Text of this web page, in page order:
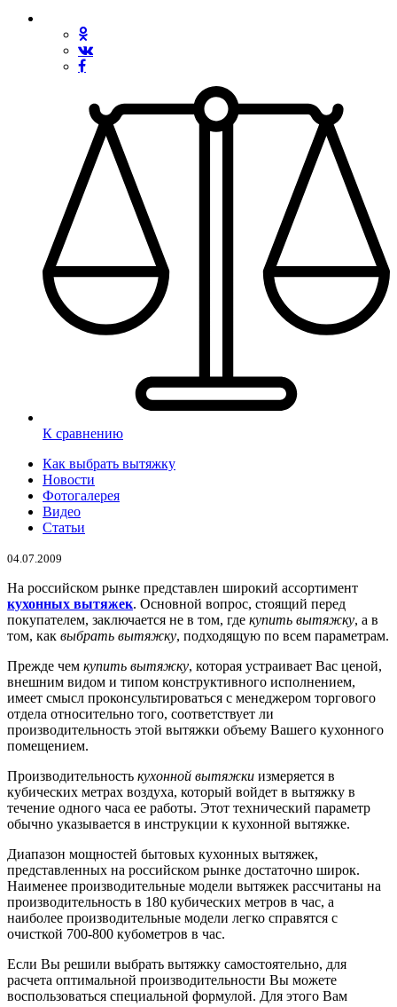
К сравнению
Как выбрать вытяжку
Новости
Фотогалерея
Видео
Статьи
04.07.2009
На российском рынке представлен широкий ассортимент
кухонных вытяжек. Основной вопрос, стоящий перед
покупателем, заключается не в том, где купить вытяжку, а в
том, как выбрать вытяжку, подходящую по всем параметрам.
Прежде чем купить вытяжку, которая устраивает Вас ценой,
внешним видом и типом конструктивного исполнением,
имеет смысл проконсультироваться с менеджером торгового
отдела относительно того, соответствует ли
производительность этой вытяжки объему Вашего кухонного
помещением.
Производительность кухонной вытяжки измеряется в
кубических метрах воздуха, который войдет в вытяжку в
течение одного часа ее работы. Этот технический параметр
обычно указывается в инструкции к кухонной вытяжке.
Диапазон мощностей бытовых кухонных вытяжек,
представленных на российском рынке достаточно широк.
Наименее производительные модели вытяжек рассчитаны на
производительность в 180 кубических метров в час, а
наиболее производительные модели легко справятся с
очисткой 700-800 кубометров в час.
Если Вы решили выбрать вытяжку самостоятельно, для
расчета оптимальной производительности Вы можете
воспользоваться специальной формулой. Для этого Вам